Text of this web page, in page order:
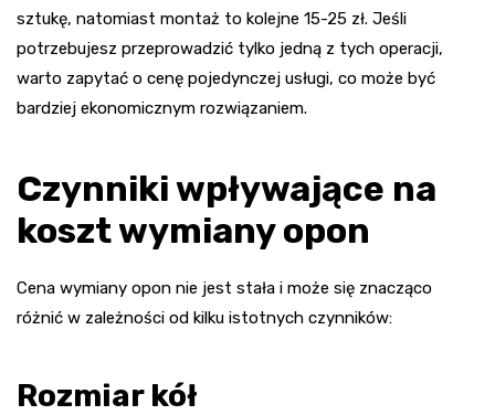
sztukę, natomiast montaż to kolejne 15-25 zł. Jeśli
potrzebujesz przeprowadzić tylko jedną z tych operacji,
warto zapytać o cenę pojedynczej usługi, co może być
bardziej ekonomicznym rozwiązaniem.
Czynniki wpływające na
koszt wymiany opon
Cena wymiany opon nie jest stała i może się znacząco
różnić w zależności od kilku istotnych czynników:
Rozmiar kół